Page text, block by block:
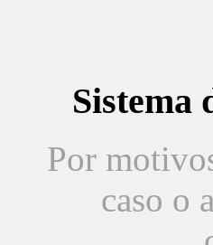
Sistema
Por
caso o